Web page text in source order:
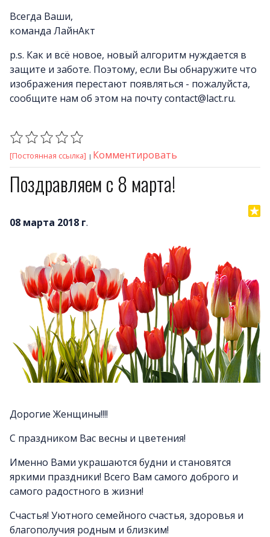
Всегда Ваши,
команда ЛайнАкт
p.s. Как и всё новое, новый алгоритм нуждается в
защите и заботе. Поэтому, если Вы обнаружите что
изображения перестают появляться - пожалуйста,
сообщите нам об этом на почту contact@lact.ru.
[Постоянная ссылка] Комментировать
Поздравляем с 8 марта!
08 марта 2018 г.
Дорогие Женщины!!!!
С праздником Вас весны и цветения!
Именно Вами украшаются будни и становятся
яркими праздники! Всего Вам самого доброго и
самого радостного в жизни!
Счастья! Уютного семейного счастья, здоровья и
благополучия родным и близким!